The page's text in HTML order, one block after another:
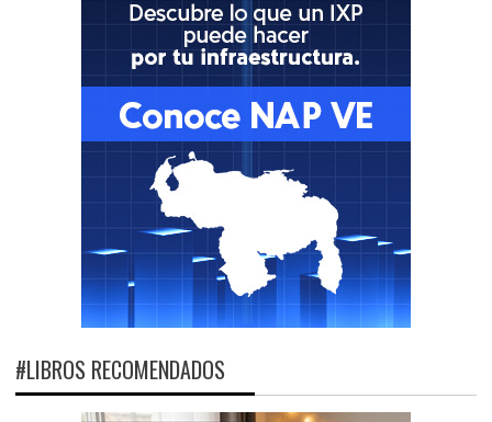
#LIBROS RECOMENDADOS